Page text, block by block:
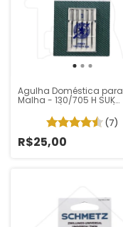
Agulha Doméstica para
Malha - 130/705 H SUK
(7)
R$25,00